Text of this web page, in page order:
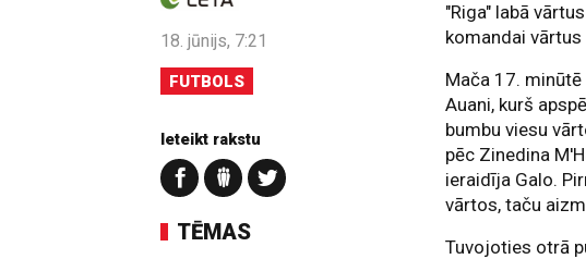
18. jūnijs, 7:21
FUTBOLS
Ieteikt rakstu
TĒMAS
"Riga" labā
komandai vārtus
Mača 17.
Auani, kurš
bumbu viesu
pēc Zinedina
ieraidīja Galo.
vārtos, taču
Tuvojoties otrā